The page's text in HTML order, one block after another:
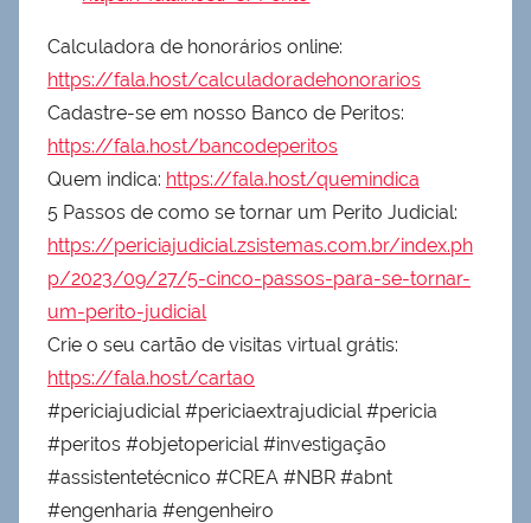
Calculadora de honorários online:
https://fala.host/calculadoradehonorarios
Cadastre-se em nosso Banco de Peritos:
https://fala.host/bancodeperitos
Quem indica: https://fala.host/quemindica
5 Passos de como se tornar um Perito Judicial:
https://periciajudicial.zsistemas.com.br/index.ph
p/2023/09/27/5-cinco-passos-para-se-tornar-
um-perito-judicial
Crie o seu cartão de visitas virtual grátis:
https://fala.host/cartao
#periciajudicial #periciaextrajudicial #pericia
#peritos #objetopericial #investigação
#assistentetécnico #CREA #NBR #abnt
#engenharia #engenheiro